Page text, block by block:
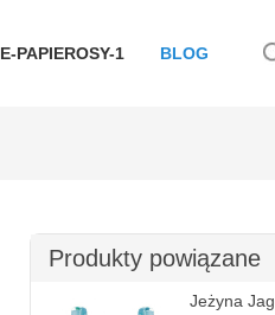
E-PAPIEROSY-1 BLOG
Produkty powiązane
Jeżyna